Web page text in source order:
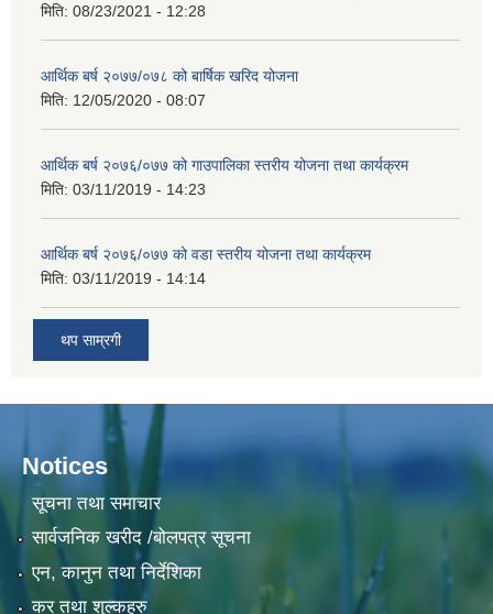
मिति: 08/23/2021 - 12:28
आर्थिक बर्ष २०७७/०७८ को बार्षिक खरिद योजना
मिति: 12/05/2020 - 08:07
आर्थिक बर्ष २०७६/०७७ को गाउपालिका स्तरीय योजना तथा कार्यक्रम
मिति: 03/11/2019 - 14:23
आर्थिक बर्ष २०७६/०७७ को वडा स्तरीय योजना तथा कार्यक्रम
मिति: 03/11/2019 - 14:14
थप साम्रगी
Notices
सूचना तथा समाचार
सार्वजनिक खरीद /बोलपत्र सूचना
एन, कानुन तथा निर्देशिका
कर तथा शुल्कहरु